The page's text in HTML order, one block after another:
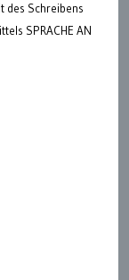
des Schreibens
SPRACHE AN